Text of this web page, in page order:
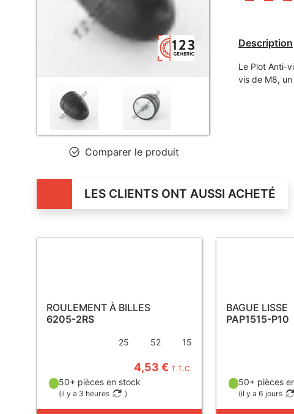
Comparer le produit
Description
Le Plot Anti-
vis de M8,
LES CLIENTS ONT AUSSI ACHETÉ
ROULEMENT À BILLES
6205-2RS
25 52 15
4,53 € T.T.C.
50+ pièces en stock
(il y a 3 heures )
BAGUE LISSE
PAP1515-P10
50+ pièces
(il y a 6 jours